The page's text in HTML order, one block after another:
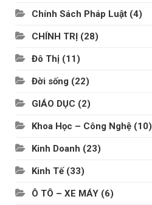
Chính Sách Pháp Luật (4)
CHÍNH TRỊ (28)
Đô Thị (11)
Đời sống (22)
GIÁO DỤC (2)
Khoa Học – Công Nghệ (10)
Kinh Doanh (23)
Kinh Tế(33)
Ô TÔ – XE MÁY (6)